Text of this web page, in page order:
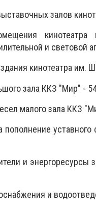
залов
и световой
кинотеатра им.
зала ККЗ "Мир" -
малого зала ККЗ
и
и